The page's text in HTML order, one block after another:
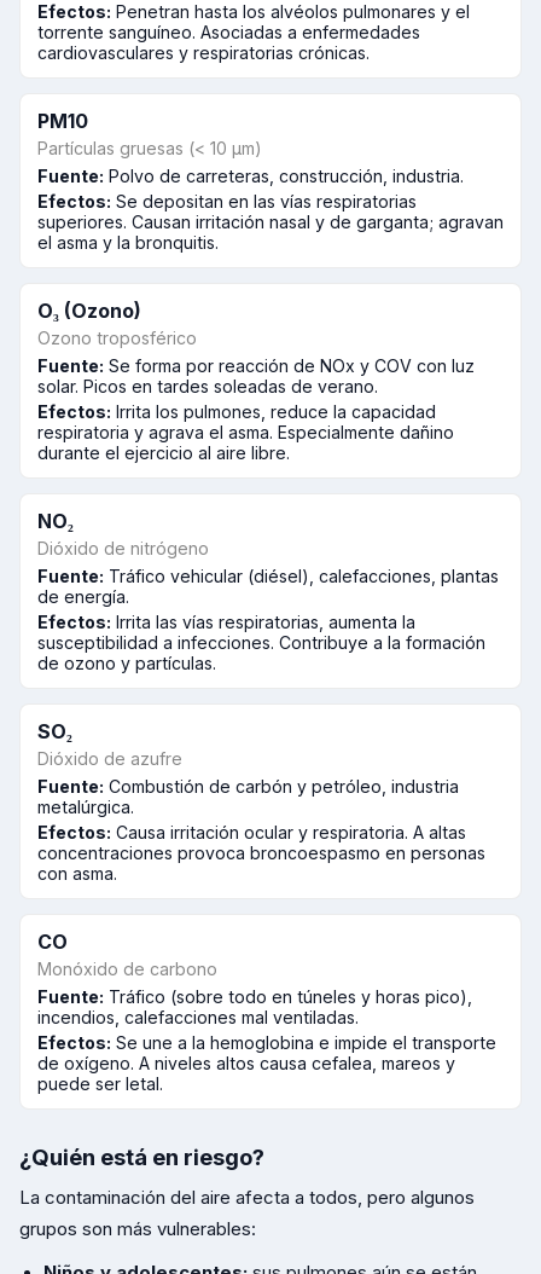
Efectos: Penetran hasta los alvéolos pulmonares y el
torrente sanguíneo. Asociadas a enfermedades
cardiovasculares y respiratorias crónicas.
PM10
Partículas gruesas (< 10 µm)
Fuente: Polvo de carreteras, construcción, industria.
Efectos: Se depositan en las vías respiratorias
superiores. Causan irritación nasal y de garganta; agravan
el asma y la bronquitis.
O₃ (Ozono)
Ozono troposférico
Fuente: Se forma por reacción de NOx y COV con luz
solar. Picos en tardes soleadas de verano.
Efectos: Irrita los pulmones, reduce la capacidad
respiratoria y agrava el asma. Especialmente dañino
durante el ejercicio al aire libre.
NO₂
Dióxido de nitrógeno
Fuente: Tráfico vehicular (diésel), calefacciones, plantas
de energía.
Efectos: Irrita las vías respiratorias, aumenta la
susceptibilidad a infecciones. Contribuye a la formación
de ozono y partículas.
SO₂
Dióxido de azufre
Fuente: Combustión de carbón y petróleo, industria
metalúrgica.
Efectos: Causa irritación ocular y respiratoria. A altas
concentraciones provoca broncoespasmo en personas
con asma.
CO
Monóxido de carbono
Fuente: Tráfico (sobre todo en túneles y horas pico),
incendios, calefacciones mal ventiladas.
Efectos: Se une a la hemoglobina e impide el transporte
de oxígeno. A niveles altos causa cefalea, mareos y
puede ser letal.
¿Quién está en riesgo?
La contaminación del aire afecta a todos, pero algunos
grupos son más vulnerables: